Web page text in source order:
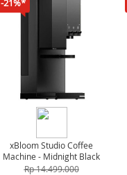
-21%*
xBloom Studio Coffee
Machine - Midnight Black
Rp 14.499.000